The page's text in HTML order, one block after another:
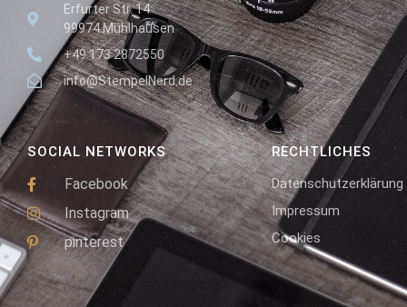
RECHTLICHES
Datenschutzerklärung
Impressum
Cookies
SOCIAL NETWORKS
Facebook
Instagram
pinterest
Erfurter Str. 14
99974 Mühlhausen
+49 173 2872550
info@StempelNerd.de